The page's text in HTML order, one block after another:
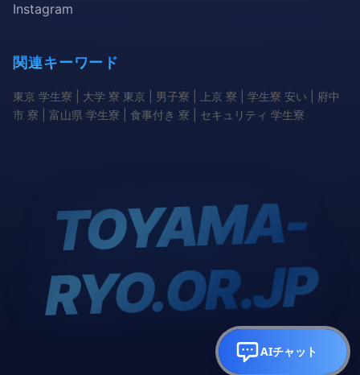
Instagram
関連キーワード
東京 学生寮 | 大学 寮 東京 | 男子寮 | 上京 寮 | 学生寮 安い | 府中
市 寮 | 富山県 学生寮 | 食事付き 寮 | セキュリティ 学生寮
TOYA
MA-
RYO.OR.JP